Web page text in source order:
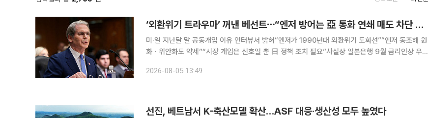
‘외환위기 트라우마’ 꺼낸 베선트⋯“엔저 방어는 亞 통화 연쇄 매도 차단 목적”
미·일 지난달 말 공동개입 이유 인터뷰서 밝혀“엔저가 1990년대 외환위기 도화선”“엔저 동조해 원
화ㆍ위안화도 약세”“시장 개입은 신호일 뿐 日 정책 조치 필요”사실상 일본은행 9월 금리인상 우회
화 약세가 아시아 전역의 통화 매도세로 확산돼 제2의 외환위기
2026-08-05 13:49
선진, 베트남서 K-축산모델 확산…ASF 대응·생산성 모두 높였다